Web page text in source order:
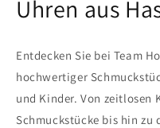
Uhren aus
Entdecken Sie bei Team
hochwertiger
und Kinder. Von zeitlosen
Schmuckstücke bis hin zu